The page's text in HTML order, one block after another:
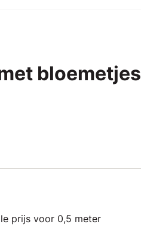
bloemetjes
prijs voor 0,5 meter